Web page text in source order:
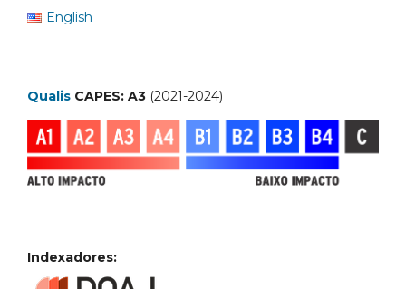
English
Qualis CAPES: A3 (2021-2024)
Indexadores: